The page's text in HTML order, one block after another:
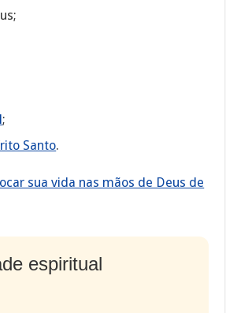
;
Santo.
sua vida nas mãos de Deus de
espiritual